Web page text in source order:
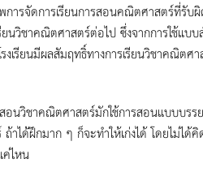
รจัดการเรียนการสอนคณิตศาสตร์ที่รับผิ
นวิชาคณิตศาสตร์ต่อไป ซึ่งจากการใช้แบ
เรียนมีผลสัมฤทธิ์ทางการเรียนวิชาคณิต
วิชาคณิตศาสตร์มักใช้การสอนแบบบร
ด้ฝึกมาก ๆ ก็จะทำให้เก่งได้ โดยไม่ได้คิด
ไหน